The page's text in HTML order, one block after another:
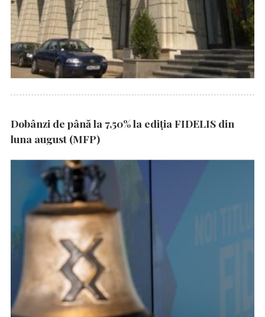
Dobânzi de până la 7,50% la ediția FIDELIS din
luna august (MFP)